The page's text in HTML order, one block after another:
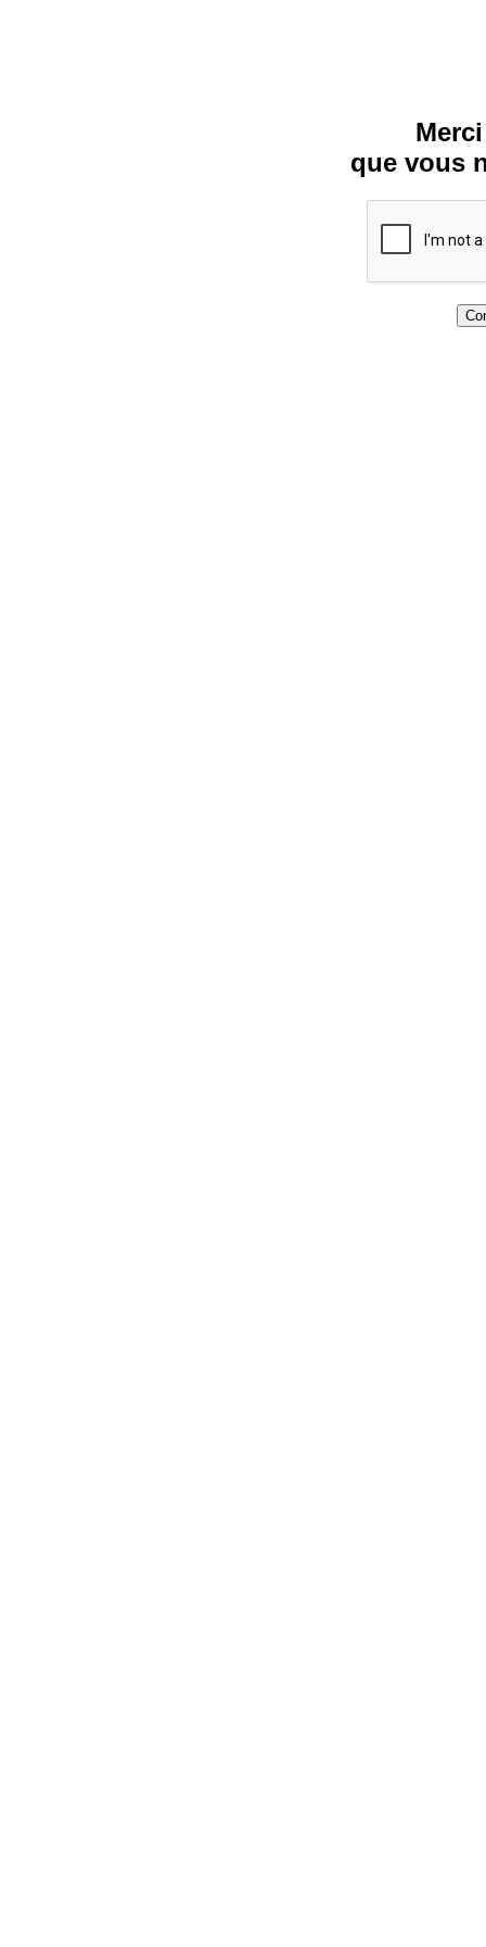
que vous